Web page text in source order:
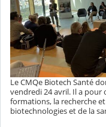
Le CMQe Biotech Santé
vendredi 24 avril. Il a pour
formations, la recherche
biotechnologies et de la